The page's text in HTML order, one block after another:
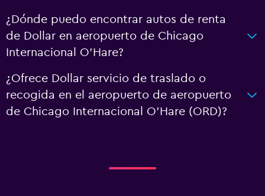
¿Dónde puedo encontrar autos de renta
de Dollar en aeropuerto de Chicago
Internacional O'Hare?
¿Ofrece Dollar servicio de traslado o
recogida en el aeropuerto de aeropuerto
de Chicago Internacional O'Hare (ORD)?